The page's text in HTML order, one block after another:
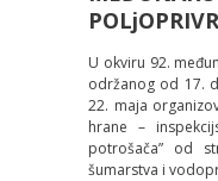
U okviru 92.
održanog od 17.
22. maja
hrane –
potrošača” od
šumarstva i